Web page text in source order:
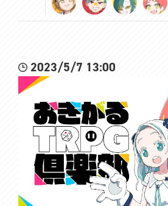
2023/5/7 13:00